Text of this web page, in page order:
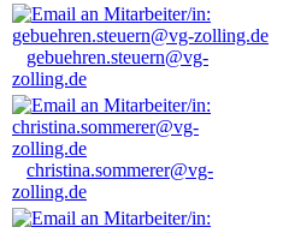
gebuehren.steuern@vg-
zolling.de
christina.sommerer@vg-
zolling.de